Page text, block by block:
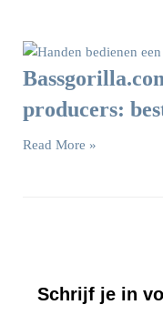
producers:
Read More »
Schrijf je in